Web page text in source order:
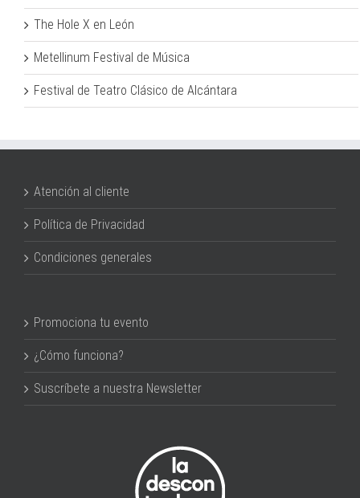
The Hole X en León
Metellinum Festival de Música
Festival de Teatro Clásico de Alcántara
Atención al cliente
Política de Privacidad
Condiciones generales
Promociona tu evento
¿Cómo funciona?
Suscríbete a nuestra Newsletter